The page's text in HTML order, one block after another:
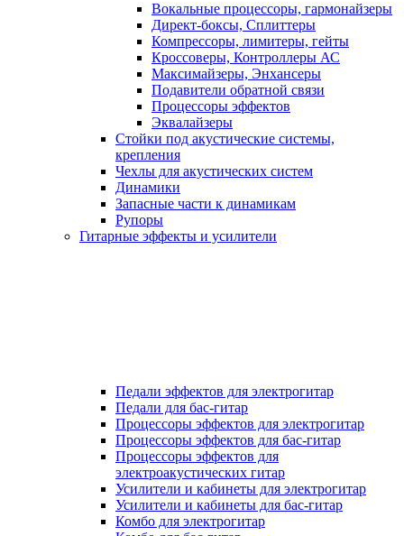
Вокальные процессоры, гармонайзеры
Директ-боксы, Сплиттеры
Компрессоры, лимитеры, гейты
Кроссоверы, Контроллеры АС
Максимайзеры, Энхансеры
Подавители обратной связи
Процессоры эффектов
Эквалайзеры
Стойки под акустические системы,
крепления
Чехлы для акустических систем
Динамики
Запасные части к динамикам
Рупоры
Гитарные эффекты и усилители
Педали эффектов для электрогитар
Педали для бас-гитар
Процессоры эффектов для электрогитар
Процессоры эффектов для бас-гитар
Процессоры эффектов для
электроакустических гитар
Усилители и кабинеты для электрогитар
Усилители и кабинеты для бас-гитар
Комбо для электрогитар